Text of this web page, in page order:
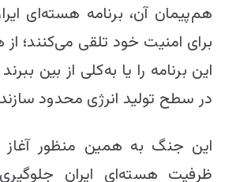
هم‌پیمان آن، برنامه هسته‌ای
برای امنیت خود تلقی می‌کنند؛
این برنامه را یا به‌کلی از بین
در سطح تولید انرژی محدود
این جنگ به همین منظور
ظرفیت هسته‌ای ایران